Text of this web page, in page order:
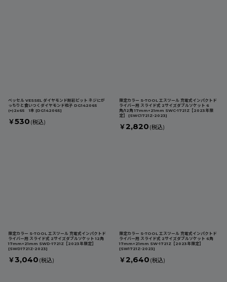
ベッセル VESSEL ダイヤモンド剛彩ビット ネジにが
っちりと食いつくダイヤモンド粒子 DG142065
(+)2x65 1本 [DG142065]
￥530 (税込)
限定カラー S-TOOL エスツール 充電式インパクトド
ライバー用 スライド式 2サイズダブルソケット 6
角/12角 17mm×21mm SWC-1721Z【2023年限
定】
[SWC1721Z-2023]
￥ 2,820 (税込)
限定カラー S-TOOL エスツール 充電式インパクトド
ライバー用 スライド式 2サイズダブルソケット 12角
17mm×21mm SWD-1721Z【2023年限定】
[SWD1721Z-2023]
￥3,040 (税込)
限定カラー S-TOOL エスツール 充電式インパクトド
ライバー用 スライド式 2サイズダブルソケット 6角
17mm×21mm SW-1721Z【2023年限定】
[SW1721Z-2023]
￥ 2,640 (税込)